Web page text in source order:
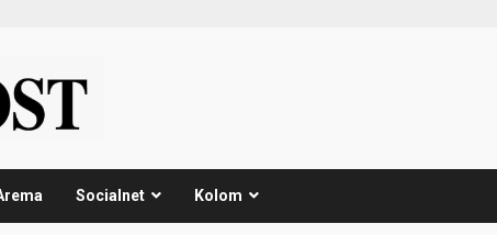
Socialnet Kolom